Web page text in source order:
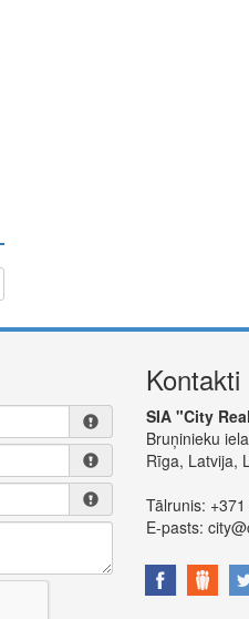
Kontakti
SIA "City
Bruņinieku
Rīga, Latvija,
Tālrunis:
E-pasts: